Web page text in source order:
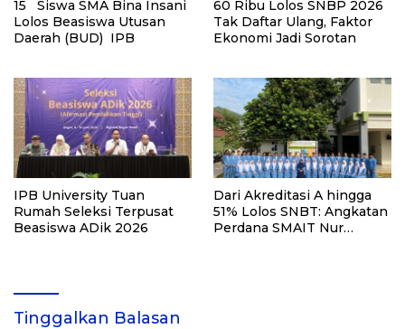
15 Siswa SMA Bina Insani
Lolos Beasiswa Utusan
Daerah (BUD) IPB
60 Ribu Lolos SNBP 2026
Tak Daftar Ulang, Faktor
Ekonomi Jadi Sorotan
IPB University Tuan
Rumah Seleksi Terpusat
Beasiswa ADik 2026
Dari Akreditasi A hingga
51% Lolos SNBT: Angkatan
Perdana SMAIT Nur
Tinggalkan Balasan